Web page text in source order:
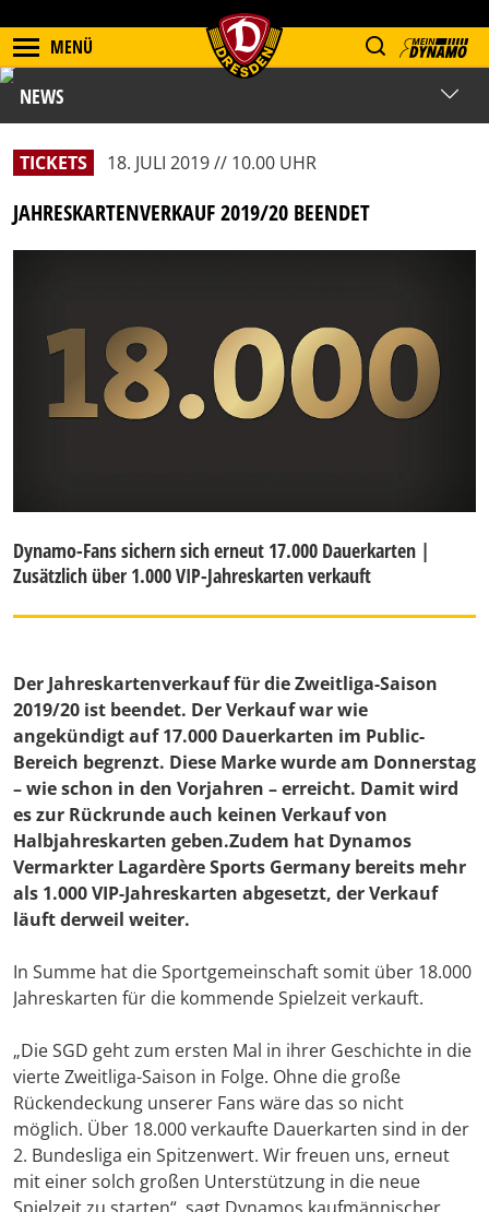
MENÜ
NEWS
TICKETS 18. JULI 2019 // 10.00 UHR
JAHRESKARTENVERKAUF 2019/20 BEENDET
Dynamo-Fans sichern sich erneut 17.000 Dauerkarten |
Zusätzlich über 1.000 VIP-Jahreskarten verkauft
Der Jahreskartenverkauf für die Zweitliga-Saison
2019/20 ist beendet. Der Verkauf war wie
angekündigt auf 17.000 Dauerkarten im Public-
Bereich begrenzt. Diese Marke wurde am Donnerstag
– wie schon in den Vorjahren – erreicht. Damit wird
es zur Rückrunde auch keinen Verkauf von
Halbjahreskarten geben.Zudem hat Dynamos
Vermarkter Lagardère Sports Germany bereits mehr
als 1.000 VIP-Jahreskarten abgesetzt, der Verkauf
läuft derweil weiter.
In Summe hat die Sportgemeinschaft somit über 18.000
Jahreskarten für die kommende Spielzeit verkauft.
„Die SGD geht zum ersten Mal in ihrer Geschichte in die
vierte Zweitliga-Saison in Folge. Ohne die große
Rückendeckung unserer Fans wäre das so nicht
möglich. Über 18.000 verkaufte Dauerkarten sind in der
2. Bundesliga ein Spitzenwert. Wir freuen uns, erneut
mit einer solch großen Unterstützung in die neue